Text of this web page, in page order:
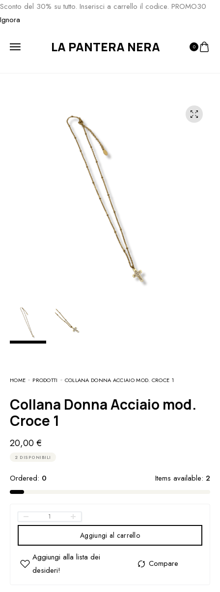
Sconto del 30% su tutto. Inserisci a carrello il codice. PROMO30
Ignora
LA PANTERA NERA 0
HOME PRODOTTI COLLANA DONNA ACCIAIO MOD. CROCE 1
Collana Donna Acciaio mod.
Croce 1
20,00€
2 DISPONIBILI
Ordered: 0 Items available: 2
Aggiungi al carrello